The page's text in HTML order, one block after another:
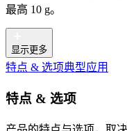
最高 10 g。
显示更多
特点 & 选项典型应用
特点 & 选项